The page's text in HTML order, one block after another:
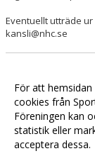
Eventuellt utträde ur
kansli@nhc.se
För att
cookies från
Föreningen kan
statistik eller
acceptera dessa.